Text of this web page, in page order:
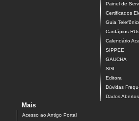
Painel de
Certificados
Guia
Cardápios RUs
Calendário
SIPPEE
GAUCHA
SGI
Editora
Dúvidas
Dados Abertos
Mais
Acesso ao Antigo Portal